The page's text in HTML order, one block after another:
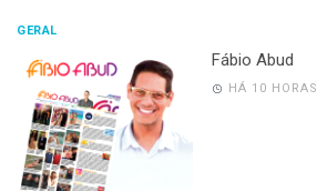
GERAL
Fábio Abud
HÁ 10 HORAS